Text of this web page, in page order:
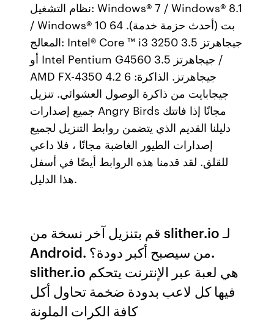
نظام التشغيل: Windows® 7 / Windows® 8.1
/ Windows® 10 64 بت (أحدث حزمة خدمة).
المعالج: Intel® Core ™ i3 3250 3.5 جيجاهرتز
أو Intel Pentium G4560 3.5 جيجاهرتز /
AMD FX-4350 4.2 جيجاهرتز. الذاكرة: 6
جيجابايت من ذاكرة الوصول العشوائي. تنزيل
جميع إصدارات Angry Birds مجانًا إذا فاتتك
دليلنا القديم الذي يتضمن روابط التنزيل لجميع
إصدارات الطيور الغاضبة مجانًا ، فلا داعي
للقلق. لقد قدمنا هذه الروابط أيضًا في أسفل
هذا الدليل.
قم بتنزيل آخر نسخة من slither.io لـ
Android. من سيصبح أكبر دودة؟.
slither.io هي لعبة عبر الإنترنت يتحكم
فيها كل لاعب بدودة ضخمة تحاول أكل
كافة الكرات الملونة